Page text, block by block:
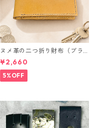
ヌメ革の二つ折り財布（ブラ
ウン系）
¥2,660
5%OFF